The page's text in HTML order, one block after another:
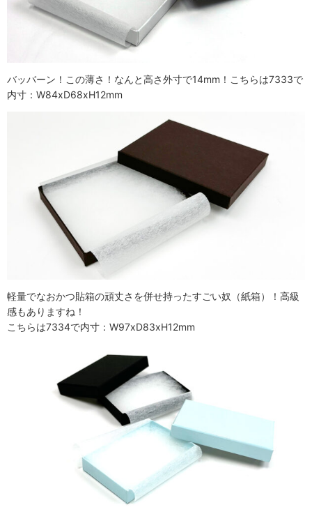
バッバーン！この薄さ！なんと高さ外寸で14mm！こちらは7333で
内寸：W84xD68xH12mm
軽量でなおかつ貼箱の頑丈さを併せ持ったすごい奴（紙箱）！高級
感もありますね！
こちらは7334で内寸：W97xD83xH12mm